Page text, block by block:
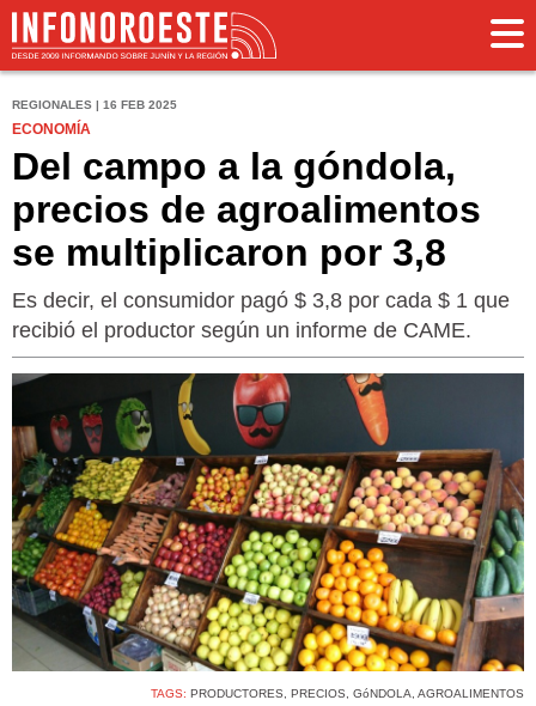
REGIONALES | 16 FEB 2025
ECONOMÍA
Del campo a la góndola,
precios de agroalimentos
se multiplicaron por 3,8
Es decir, el consumidor pagó $ 3,8 por cada $ 1 que
recibió el productor según un informe de CAME.
TAGS: PRODUCTORES, PRECIOS, GóNDOLA, AGROALIMENTOS